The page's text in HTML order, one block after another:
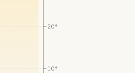
10°
20°